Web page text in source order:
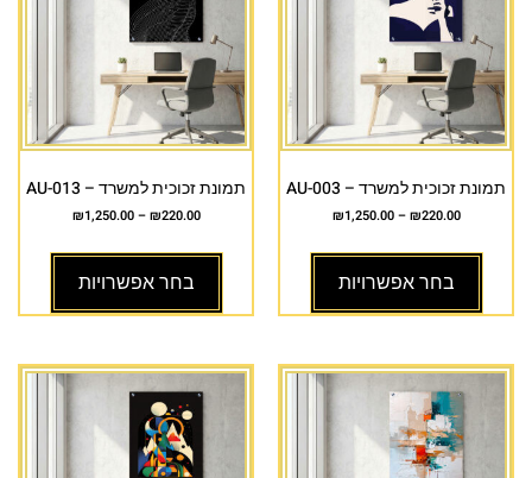
תמונת זכוכית למשרד – AU-003
₪220.00
–
₪1,250.00
בחר אפשרויות
תמונת זכוכית למשרד – AU-013
₪220.00
–
₪1,250.00
בחר אפשרויות